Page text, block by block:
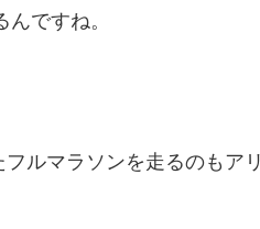
ですね。
ルマラソンを走るのもア